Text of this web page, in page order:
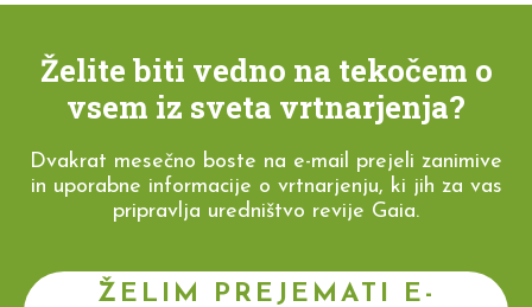
Želite biti vedno na tekočem o
vsem iz sveta vrtnarjenja?
Dvakrat mesečno boste na e-mail prejeli zanimive
in uporabne informacije o vrtnarjenju, ki jih za vas
pripravlja uredništvo revije Gaia.
ŽELIM PREJEMATI E-